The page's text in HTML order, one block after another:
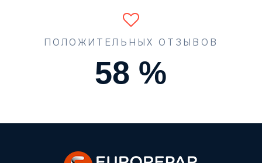
ПОЛОЖИТЕЛЬНЫХ ОТЗЫВОВ
77 %